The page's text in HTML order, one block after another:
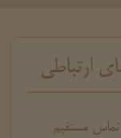
ارتباطی
تماس مستقیم